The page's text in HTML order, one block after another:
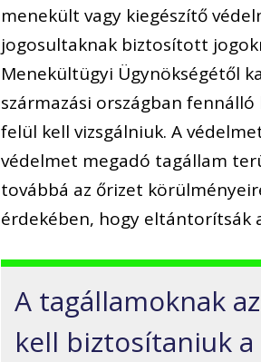
menekült vagy kiegészítő
jogosultaknak biztosított
Menekültügyi Ügynökségétől
származási országban
felül kell vizsgálniuk. A
védelmet megadó tagállam
továbbá az őrizet
érdekében, hogy eltántorítsák
A tagállamoknak
kell biztosítaniuk